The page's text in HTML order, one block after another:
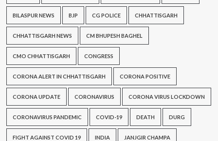
BILASPUR NEWS BJP CG POLICE CHHATTISGARH
CHHATTISGARH NEWS CM BHUPESH BAGHEL
CMO CHHATTISGARH CONGRESS
CORONA ALERT IN CHHATTISGARH CORONA POSITIVE
CORONA UPDATE CORONAVIRUS CORONA VIRUS LOCKDOWN
CORONAVIRUS PANDEMIC COVID-19 DEATH DURG
FIGHT AGAINST COVID 19 INDIA JANJGIR CHAMPA